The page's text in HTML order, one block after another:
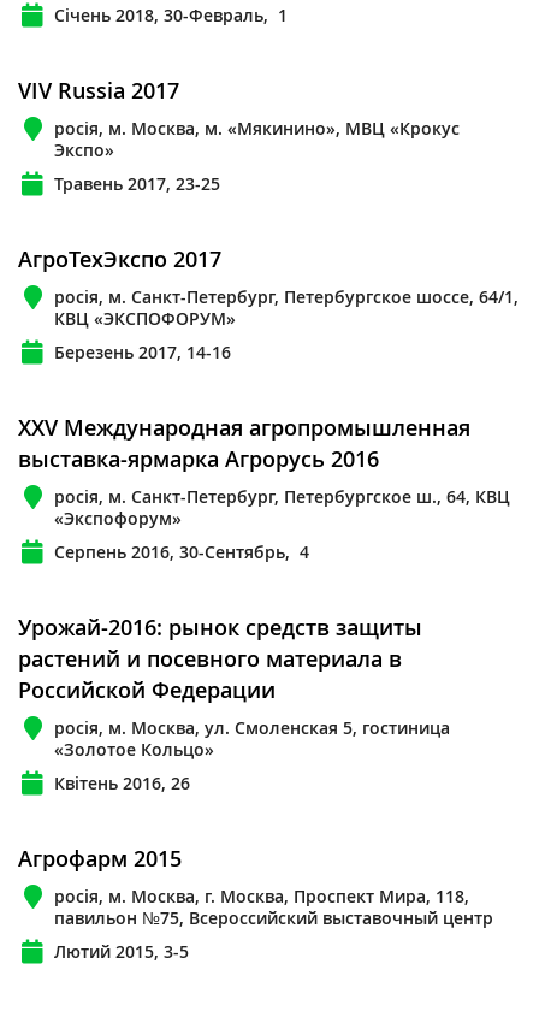
Січень 2018, 30-Февраль, 1
VIV Russia 2017
росія, м. Москва, м. «Мякинино», МВЦ «Крокус
Экспо»
Травень 2017, 23-25
АгроТехЭкспо 2017
росія, м. Санкт-Петербург, Петербургское шоссе, 64/1,
КВЦ «ЭКСПОФОРУМ»
Березень 2017, 14-16
XXV Международная агропромышленная
выставка-ярмарка Агрорусь 2016
росія, м. Санкт-Петербург, Петербургское ш., 64, КВЦ
«Экспофорум»
Серпень 2016, 30-Сентябрь, 4
Урожай-2016: рынок средств защиты
растений и посевного материала в
Российской Федерации
росія, м. Москва, ул. Смоленская 5, гостиница
«Золотое Кольцо»
Квітень 2016, 26
Агрофарм 2015
росія, м. Москва, г. Москва, Проспект Мира, 118,
павильон №75, Всероссийский выставочный центр
Лютий 2015, 3-5